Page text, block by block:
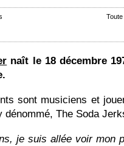
naît le 18 décembre
sont musiciens et
dénommé, The Soda
je suis allée voir mon